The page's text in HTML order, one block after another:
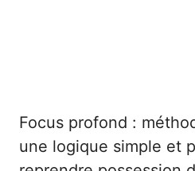
Focus profond :
une logique simple et